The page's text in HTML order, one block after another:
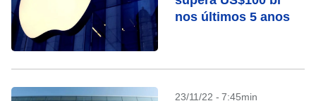
nos últimos 5 anos
23/11/22 - 7:45min